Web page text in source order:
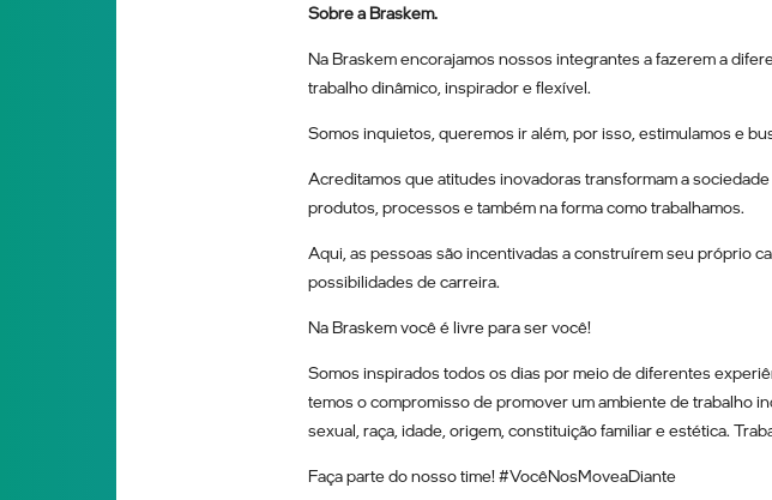
Sobre a Braskem.
Na Braskem encorajamos nossos integrantes a fazerem a
trabalho dinâmico, inspirador e flexível.
Somos inquietos, queremos ir além, por isso, estimulamos e
Acreditamos que atitudes inovadoras transformam a
produtos, processos e também na forma como trabalhamos.
Aqui, as pessoas são incentivadas a construírem seu próprio
possibilidades de carreira.
Na Braskem você é livre para ser você!
Somos inspirados todos os dias por meio de diferentes
temos o compromisso de promover um ambiente de trabalho
sexual, raça, idade, origem, constituição familiar e estética.
Faça parte do nosso time! #VocêNosMoveaDiante